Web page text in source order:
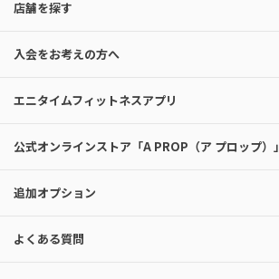
店舗を探す
入会をお考えの方へ
エニタイムフィットネスアプリ
公式オンラインストア「A PROP（ア プロップ）」
追加オプション
よくある質問